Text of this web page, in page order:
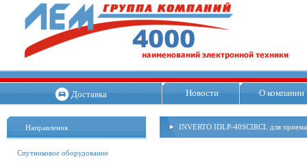
Доставка Новости О компании
Направления
Спутниковое оборудование
INVERTO IDLP-40SCIRCL для